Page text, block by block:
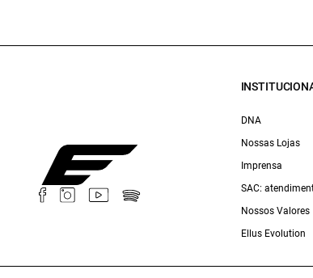
DNA
Nossas Lojas
Imprensa
SAC:
Nossos Valores
Ellus Evolution